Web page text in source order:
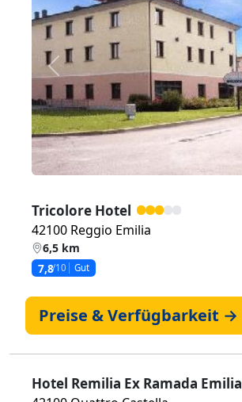
Zurück
Tricolore Hotel
42100 Reggio Emilia
6,5 km
7,8/10 Gut
Preise & Verfügbarkeit →
Hotel Remilia Ex Ramada Emilia